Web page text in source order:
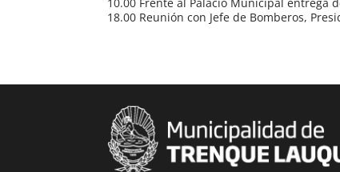
18.00 Reunión con Jefe de Bomberos,